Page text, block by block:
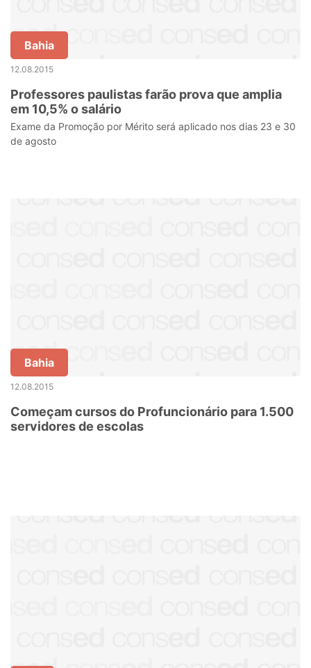
Bahia
12.08.2015
Professores paulistas farão prova que amplia
em 10,5% o salário
Exame da Promoção por Mérito será aplicado nos dias 23 e 30
de agosto
Bahia
12.08.2015
Começam cursos do Profuncionário para 1.500
servidores de escolas